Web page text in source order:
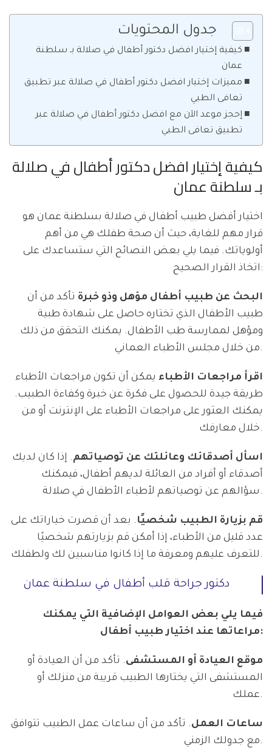
جدول المحتويات
كيفية إختيار افضل دكتور أطفال في صلالة بـ سلطنة
عمان
مميزات إختيار افضل دكتور أطفال في صلالة عبر تطبيق
تعافى الطبي
إحجز موعد الآن مع افضل دكتور أطفال في صلالة عبر
تطبيق تعافى الطبي
كيفية إختيار افضل دكتور أطفال في صلالة
بـ سلطنة عمان
اختيار أفضل طبيب أطفال في صلالة بسلطنة عمان هو
قرار مهم للغاية، حيث أن صحة طفلك هي من أهم
أولوياتك. فيما يلي بعض النصائح التي ستساعدك على
اتخاذ القرار الصحيح:
البحث عن طبيب أطفال مؤهل وذو خبرة تأكد من أن
طبيب الأطفال الذي تختاره حاصل على شهادة طبية
ومؤهل لممارسة طب الأطفال. يمكنك التحقق من ذلك
من خلال مجلس الأطباء العماني.
اقرأ مراجعات الأطباء يمكن أن تكون مراجعات الأطباء
طريقة جيدة للحصول على فكرة عن خبرة وكفاءة الطبيب.
يمكنك العثور على مراجعات الأطباء على الإنترنت أو من
خلال معارفك.
اسأل أصدقائك وعائلتك عن توصياتهم. إذا كان لديك
أصدقاء أو أفراد من العائلة لديهم أطفال، فيمكنك
سؤالهم عن توصياتهم لأطباء الأطفال في صلالة.
قم بزيارة الطبيب شخصيًا . بعد أن قصرت خياراتك على
عدد قليل من الأطباء، إذا أمكن قم بزيارتهم شخصيًا
للتعرف عليهم ومعرفة ما إذا كانوا مناسبين لك ولطفلك.
دكتور جراحة قلب أطفال في سلطنة عمان
فيما يلي بعض العوامل الإضافية التي يمكنك
مراعاتها عند اختيار طبيب أطفال:
موقع العيادة أو المستشفى. تأكد من أن العيادة أو
المستشفى التي يختارها الطبيب قريبة من منزلك أو
عملك.
ساعات العمل. تأكد من أن ساعات عمل الطبيب تتوافق
مع جدولك الزمني.